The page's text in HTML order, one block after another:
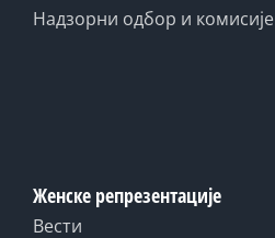
Надзорни одбор и комисије
Женске репрезентације
Вести